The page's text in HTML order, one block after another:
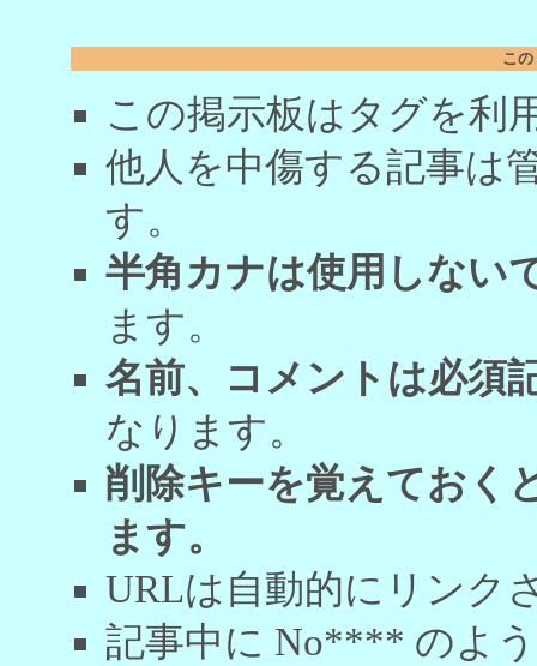
こ
この掲示板はタグを利
他人を中傷する記事は
す。
半角カナは使用しない
ます。
名前、コメントは必須
なります。
削除キーを覚えておく
ます。
URLは自動的にリンク
記事中に No**** のよ